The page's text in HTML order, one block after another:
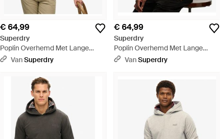
€ 64,99
Superdry
Poplin Overhemd Met Lange
Mouwen En Cut Away Kraag -
VanSuperdry
€ 64,99
Superdry
Poplin Overhemd Met Lange
Mouwen En Cut Away Kraag - Wit
VanSuperdry